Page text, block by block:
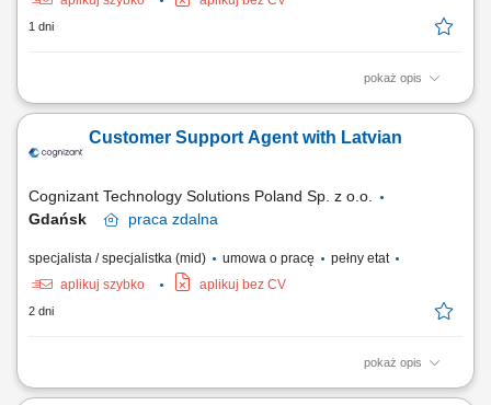
1 dni
pokaż opis
Location: Gdańsk or Warsaw, Poland Contract type: Fixed-term contract
responsibilities Provide premium customer care. Support customers with
product-related questions, orders, account inquiries, and general
Customer Support Agent with Latvian
Cognizant Technology Solutions Poland Sp. z o.o.
Gdańsk
praca zdalna
specjalista / specjalistka (mid) umowa o pracę
pełny etat
aplikuj szybko
aplikuj bez CV
2 dni
pokaż opis
What we do We are dedicated to helping the world's leading companies